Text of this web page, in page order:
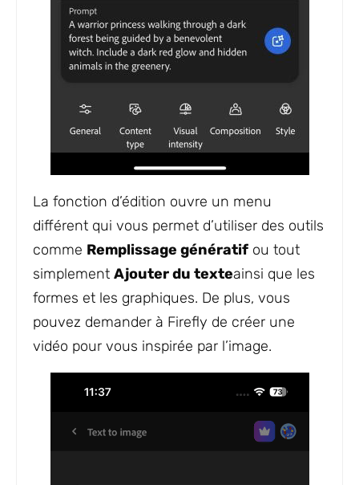
La fonction d’édition ouvre un menu
différent qui vous permet d’utiliser des outils
comme Remplissage génératif ou tout
simplement Ajouter du texteainsi que les
formes et les graphiques. De plus, vous
pouvez demander à Firefly de créer une
vidéo pour vous inspirée par l’image.